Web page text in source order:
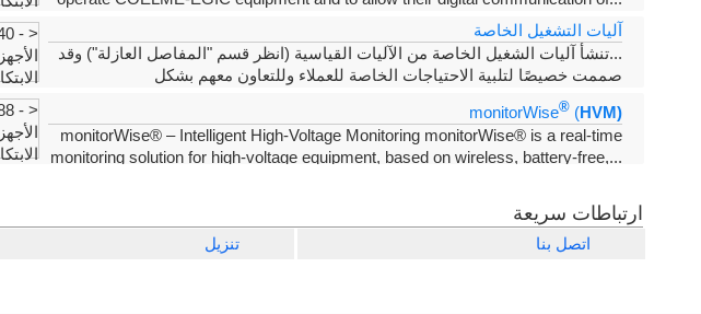
with other parts of the power utility automation system. It is IEC 61850 and IEC 62271-3
compliant and includes a Remote
آليات التشغيل الخاصة
تنشأ آليات الشغيل الخاصة من الآليات القياسية (انظر قسم "المفاصل...
العازلة") وقد
صممت خصيصًا لتلبية الاحتياجات الخاصة للعملاء وللتعاون معهم بشكل
monitorWise® (HVM)
monitorWise® – Intelligent High-Voltage Monitoring monitorWise® is a real-time
monitoring solution for hi
...
gh-voltage equipment, based on wireless, battery-free,
detection
ارتباطات سريعة
تنزيل اتصل بنا